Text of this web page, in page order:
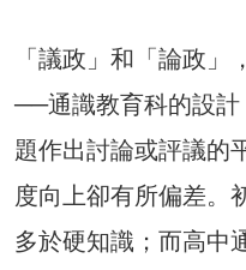
「議政」和「論政
──通識教育科的設
題作出討論或評議的
度向上卻有所偏差。
多於硬知識；而高中